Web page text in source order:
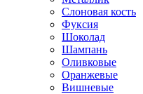
Слоновая кость
Фуксия
Шоколад
Шампань
Оливковые
Оранжевые
Вишневые